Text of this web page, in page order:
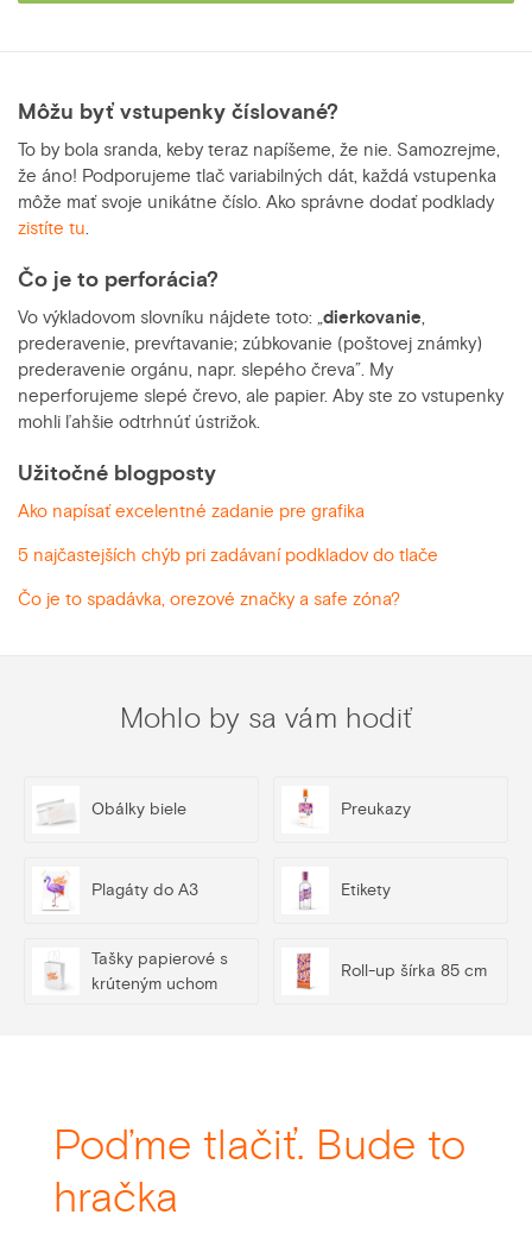
Môžu byť vstupenky číslované?
To by bola sranda, keby teraz napíšeme, že nie. Samozrejme,
že áno! Podporujeme tlač variabilných dát, každá vstupenka
môže mať svoje unikátne číslo. Ako správne dodať podklady
zistíte tu.
Čo je to perforácia?
Vo výkladovom slovníku nájdete toto: „dierkovanie,
prederavenie, prevŕtavanie; zúbkovanie (poštovej známky)
prederavenie orgánu, napr. slepého čreva”. My
neperforujeme slepé črevo, ale papier. Aby ste zo vstupenky
mohli ľahšie odtrhnúť ústrižok.
Užitočné blogposty
Ako napísať excelentné zadanie pre grafika
5 najčastejších chýb pri zadávaní podkladov do tlače
Čo je to spadávka, orezové značky a safe zóna?
Mohlo by sa vám hodiť
Obálky biele Preukazy
Plagáty do A3 Etikety
Tašky papierové s
krúteným uchom
Roll-up šírka 85 cm
Poďme tlačiť. Bude to
hračka